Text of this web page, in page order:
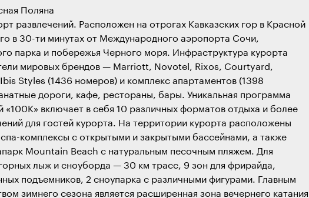
Поляна
развлечений. Расположен на отрогах Кавказских гор в Красной
в 30-ти минутах от Международного аэропорта Сочи,
парка и побережья Черного моря. Инфраструктура курорта
мировых брендов — Marriott, Novotel, Rixos, Courtyard,
Styles (1436 номеров) и комплекс апартаментов (1398
дороги, кафе, рестораны, бары. Уникальная программа
«100К» включает в себя 10 различных форматов отдыха и более
для гостей курорта. На территории курорта расположены
комплексы с открытыми и закрытыми бассейнами, а также
Mountain Beach с натуральным песочным пляжем. Для
лыж и сноуборда — 30 км трасс, 9 зон для фрирайда,
подъемников, 2 сноупарка с различными фигурами. Главным
зимнего сезона является расширенная зона вечернего катания